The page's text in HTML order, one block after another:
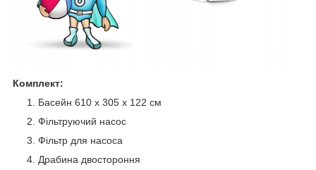
Комплект:
Басейн 610 x 305 х 122 см
Фільтруючий насос
Фільтр для насоса
Драбина двостороння